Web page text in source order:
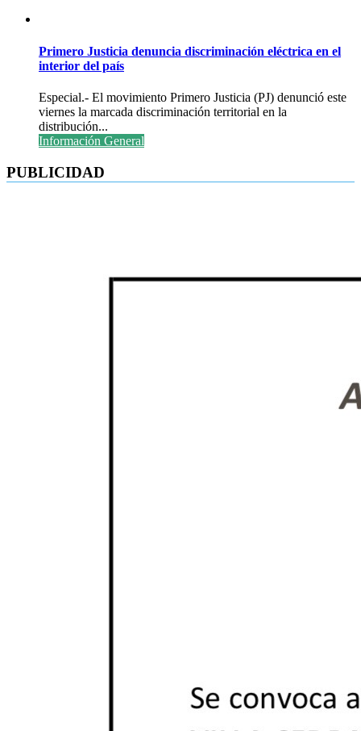
Primero Justicia denuncia discriminación eléctrica en el
interior del país
Especial.- El movimiento Primero Justicia (PJ) denunció este
viernes la marcada discriminación territorial en la
distribución...
Información General
PUBLICIDAD